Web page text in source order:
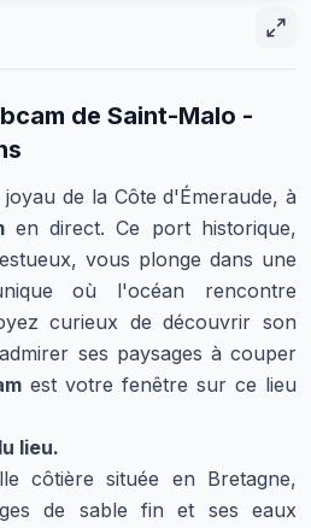
de Saint-Malo -
de la Côte d'Émeraude, à
en direct. Ce port historique,
vous plonge dans une
où l'océan rencontre
curieux de découvrir son
ses paysages à couper
est votre fenêtre sur ce lieu
lieu.
côtière située en Bretagne,
de sable fin et ses eaux